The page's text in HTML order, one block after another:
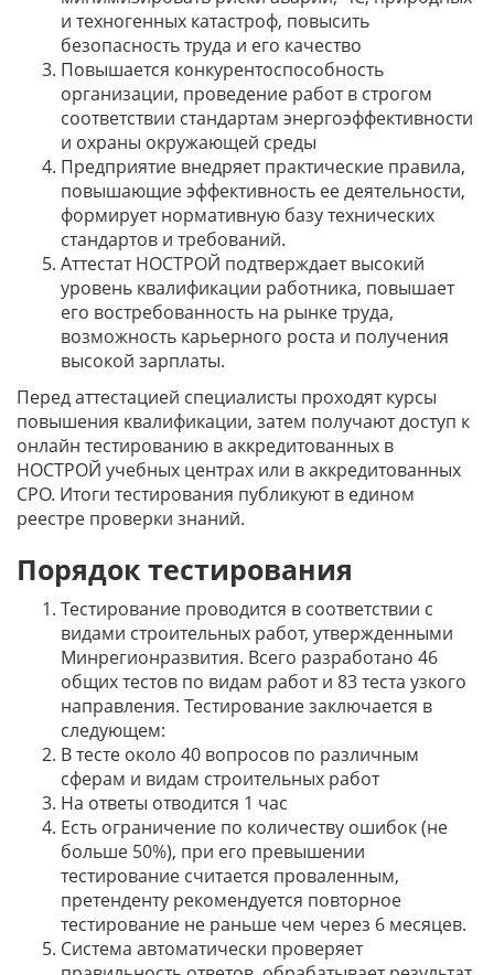
и техногенных катастроф, повысить
безопасность труда и его качество
Повышается конкурентоспособность
организации, проведение работ в строгом
соответствии стандартам энергоэффективности
и охраны окружающей среды
Предприятие внедряет практические правила,
повышающие эффективность ее деятельности,
формирует нормативную базу технических
стандартов и требований.
Аттестат НОСТРОЙ подтверждает высокий
уровень квалификации работника, повышает
его востребованность на рынке труда,
возможность карьерного роста и получения
высокой зарплаты.
Перед аттестацией специалисты проходят курсы
повышения квалификации, затем получают доступ к
онлайн тестированию в аккредитованных в
НОСТРОЙ учебных центрах или в аккредитованных
СРО. Итоги тестирования публикуют в едином
реестре проверки знаний.
Порядок тестирования
Тестирование проводится в соответствии с
видами строительных работ, утвержденными
Минрегионразвития. Всего разработано 46
общих тестов по видам работ и 83 теста узкого
направления. Тестирование заключается в
следующем:
В тесте около 40 вопросов по различным
сферам и видам строительных работ
На ответы отводится 1 час
Есть ограничение по количеству ошибок (не
больше 50%), при его превышении
тестирование считается проваленным,
претенденту рекомендуется повторное
тестирование не раньше чем через 6 месяцев.
Система автоматически проверяет